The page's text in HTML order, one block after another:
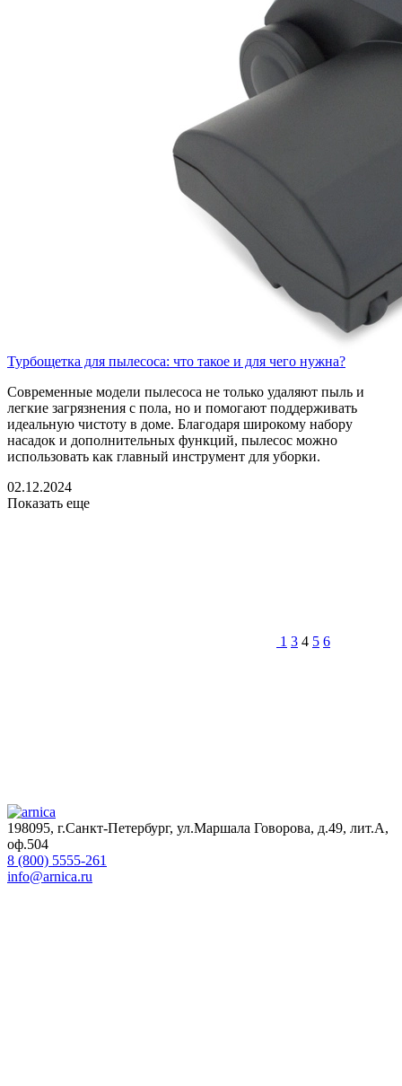
Турбощетка для пылесоса: что такое и для чего нужна?
Современные модели пылесоса не только удаляют пыль и
легкие загрязнения с пола, но и помогают поддерживать
идеальную чистоту в доме. Благодаря широкому набору
насадок и дополнительных функций, пылесос можно
использовать как главный инструмент для уборки.
02.12.2024
Показать еще
1 3 4 5 6
198095, г.Санкт-Петербург, ул.Маршала Говорова, д.49, лит.А,
оф.504
8 (800) 5555-261
info@arnica.ru